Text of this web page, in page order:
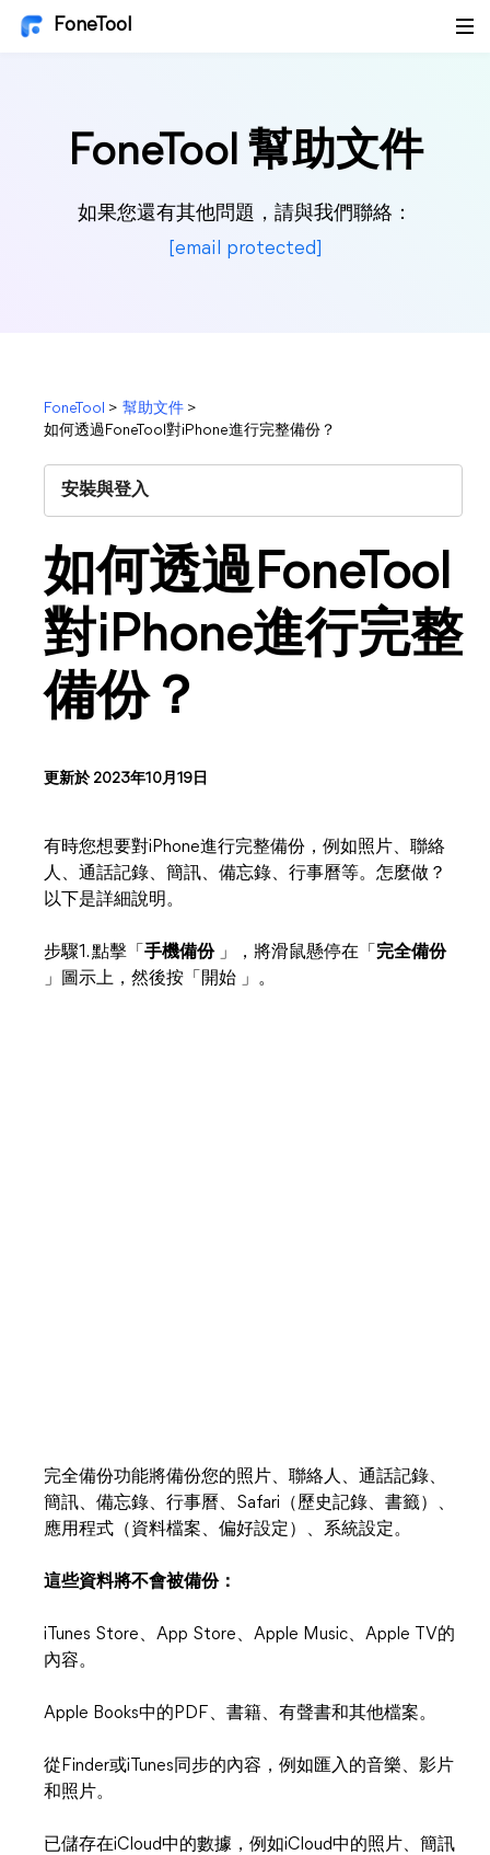
FoneTool
FoneTool 幫助文件
如果您還有其他問題，請與我們聯絡：
[email protected]
FoneTool > 幫助文件 >
如何透過FoneTool對iPhone進行完整備份？
安裝與登入
如何透過FoneTool
對iPhone進行完整
備份？
更新於 2023年10月19日
有時您想要對iPhone進行完整備份，例如照片、聯絡
人、通話記錄、簡訊、備忘錄、行事曆等。怎麼做？
以下是詳細說明。
步驟1. 點擊「 手機備份」，將滑鼠懸停在「 完全備份
」圖示上，然後按「開始 」。
完全備份功能將備份您的照片、聯絡人、通話記錄、
簡訊、備忘錄、行事曆、Safari（歷史記錄、書籤）、
應用程式（資料檔案、偏好設定）、系統設定。
這些資料將不會被備份：
iTunes Store、App Store、Apple Music、Apple TV的
內容。
Apple Books中的PDF、書籍、有聲書和其他檔案。
從Finder或iTunes同步的內容，例如匯入的音樂、影片
和照片。
已儲存在iCloud中的數據，例如iCloud中的照片、簡訊